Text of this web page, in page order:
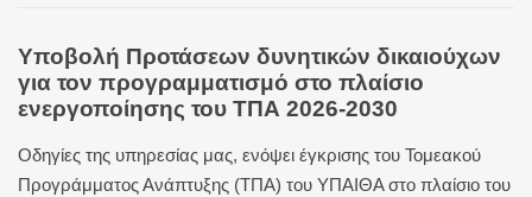
Υποβολή Προτάσεων δυνητικών δικαιούχων
για τον προγραμματισμό στο πλαίσιο
ενεργοποίησης του ΤΠΑ 2026-2030
Οδηγίες της υπηρεσίας μας, ενόψει έγκρισης του Τομεακού
Προγράμματος Ανάπτυξης (ΤΠΑ) του ΥΠΑΙΘΑ στο πλαίσιο του